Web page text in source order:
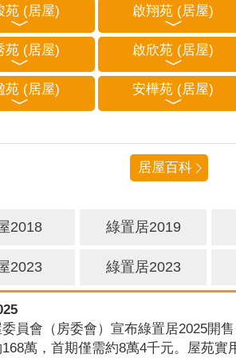
苑 (居屋) 啟翔苑 (居屋)
苑 (居屋) 啟欣苑 (居屋)
苑 (居屋) 安樺苑 (居屋)
居屋百科
2018 綠置居2019
2023 綠置居2023
員會（房委會）宣布綠置居2025開
萬，首期僅需約8萬4千元。屋苑